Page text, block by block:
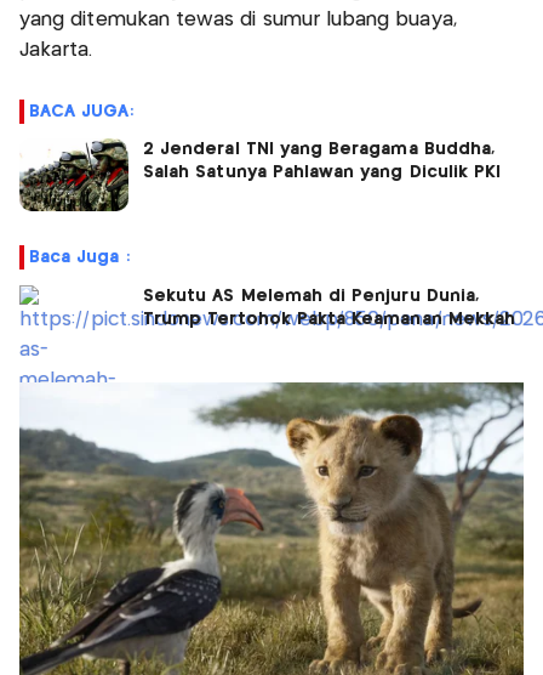
yang ditemukan tewas di sumur lubang buaya,
Jakarta.
BACA JUGA:
2 Jenderal TNI yang Beragama Buddha,
Salah Satunya Pahlawan yang Diculik PKI
Baca Juga :
Sekutu AS Melemah di Penjuru Dunia,
Trump Tertohok Pakta Keamanan Mekkah